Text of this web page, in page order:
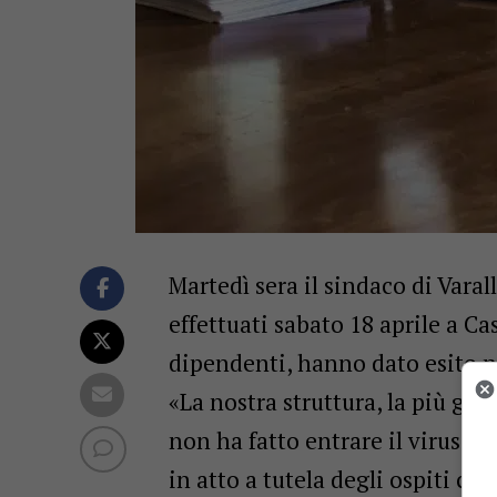
Martedì sera il sindaco di
effettuati sabato 18 aprile a
dipendenti, hanno dato esito
«La nostra struttura, la più
non ha fatto entrare il virus, e
in atto a tutela degli ospiti con